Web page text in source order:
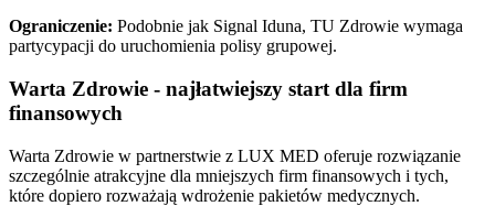
Ograniczenie: Podobnie jak Signal Iduna, TU Zdrowie wymaga
partycypacji do uruchomienia polisy grupowej.
Warta Zdrowie - najłatwiejszy start dla firm
finansowych
Warta Zdrowie w partnerstwie z LUX MED oferuje rozwiązanie
szczególnie atrakcyjne dla mniejszych firm finansowych i tych,
które dopiero rozważają wdrożenie pakietów medycznych.